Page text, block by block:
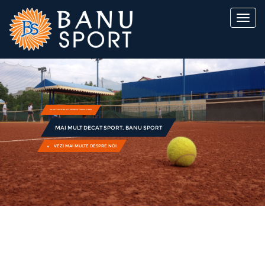
UN ALT MOD DE A-TI PETRECE TIMPUL LIBER
MAI MULT DECAT SPORT, BANU SPORT
VEZI MAI MULTE DESPRE NOI